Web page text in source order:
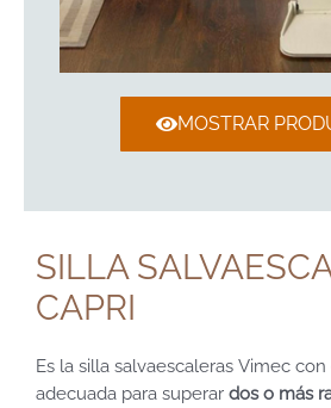
MOSTRAR
SILLA
CAPRI
Es la silla salvaescaleras Vimec con
adecuada para superar dos o más